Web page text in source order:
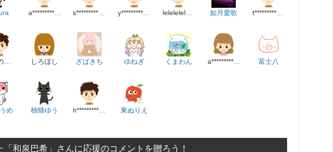
a******************************m leleleleleleleleleleleo 如月愛歌 t*****************p
すぎのこちゃん しろほし ざぱきち ゆねぎ くまわん a******************m 富士八
め 柚猫ゆう 東ぬりえ
和泉巴希」さんに応援のコメントを贈ろう！